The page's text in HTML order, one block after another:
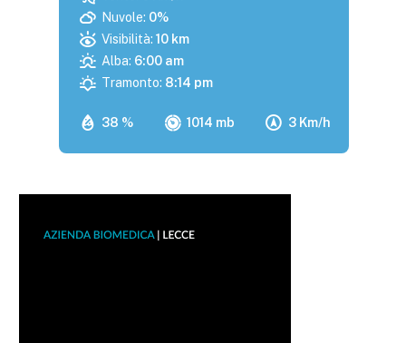
38 % 1014 mb 3 Km/h
Nuvole: 0%
Visibilità: 10 km
Alba: 6:00 am
Tramonto: 8:14 pm